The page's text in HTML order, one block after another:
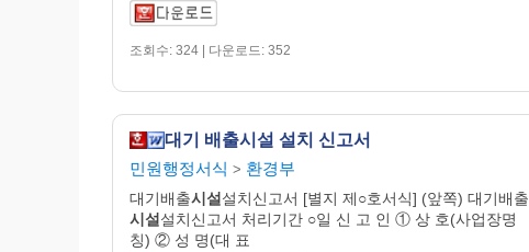
조회수: 324 | 다운로드: 352
대기 배출시설 설치 신고서
민원행정서식 > 환경부
대기배출시설설치신고서 [별지 제○호서식] (앞쪽) 대기배출
시설설치신고서 처리기간 ○일 신 고 인 ① 상 호(사업장명
칭) ② 성 명(대 표